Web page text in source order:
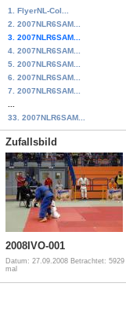
1. FlyerNL-Col...
2. 2007NLR6SAM...
3. 2007NLR6SAM...
4. 2007NLR6SAM...
5. 2007NLR6SAM...
6. 2007NLR6SAM...
7. 2007NLR6SAM...
33. 2007NLR6SAM...
Zufallsbild
2008IVO-001
Datum: 27.09.2008 Betrachtet: 5929
mal